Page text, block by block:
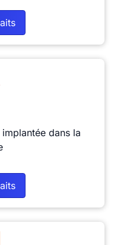
dans la